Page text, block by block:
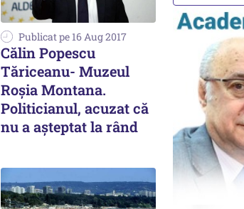
Publicat pe 16 Aug 2017
Călin Popescu
Tăriceanu- Muzeul
Roșia Montana.
Politicianul, acuzat că
nu a așteptat la rând